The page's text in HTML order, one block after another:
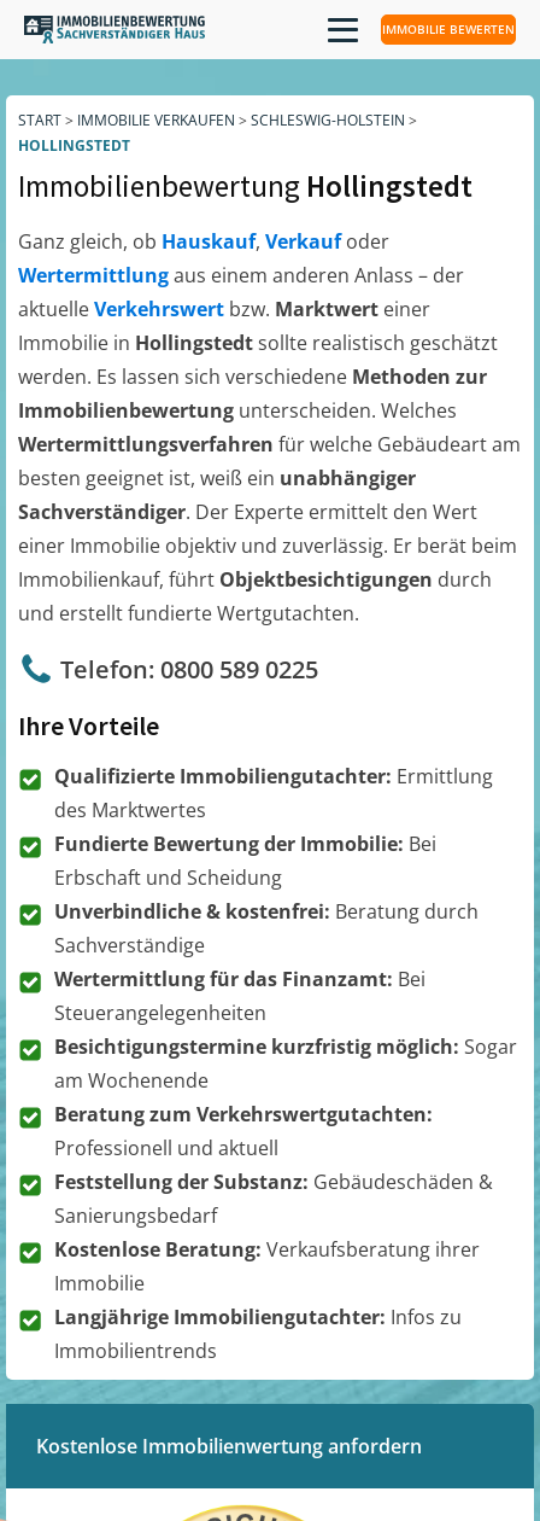
IMMOBILIE BEWERTEN
START> IMMOBILIE VERKAUFEN > SCHLESWIG-HOLSTEIN >
HOLLINGSTEDT
Immobilienbewertung Hollingstedt
Ganz gleich, ob Hauskauf, Verkaufoder
Wertermittlungaus einem anderen Anlass – der
aktuelleVerkehrswert bzw. Marktwert einer
Immobilie in Hollingstedtsollte realistisch geschätzt
werden. Es lassen sich verschiedene Methoden zur
Immobilienbewertung unterscheiden. Welches
Wertermittlungsverfahren für welche Gebäudeart am
besten geeignet ist, weiß ein unabhängiger
Sachverständiger. Der Experte ermittelt den Wert
einer Immobilie objektiv und zuverlässig. Er berät beim
Immobilienkauf, führt Objektbesichtigungen durch
und erstellt fundierte Wertgutachten.
Telefon: 0800 589 0225
Ihre Vorteile
Qualifizierte Immobiliengutachter: Ermittlung
des Marktwertes
Fundierte Bewertung der Immobilie: Bei
Erbschaft und Scheidung
Unverbindliche & kostenfrei: Beratung durch
Sachverständige
Wertermittlung für das Finanzamt: Bei
Steuerangelegenheiten
Besichtigungstermine kurzfristig möglich: Sogar
am Wochenende
Beratung zum Verkehrswertgutachten:
Professionell und aktuell
Feststellung der Substanz: Gebäudeschäden &
Sanierungsbedarf
Kostenlose Beratung: Verkaufsberatung ihrer
Immobilie
Langjährige Immobiliengutachter: Infos zu
Immobilientrends
Kostenlose Immobilienwertung anfordern